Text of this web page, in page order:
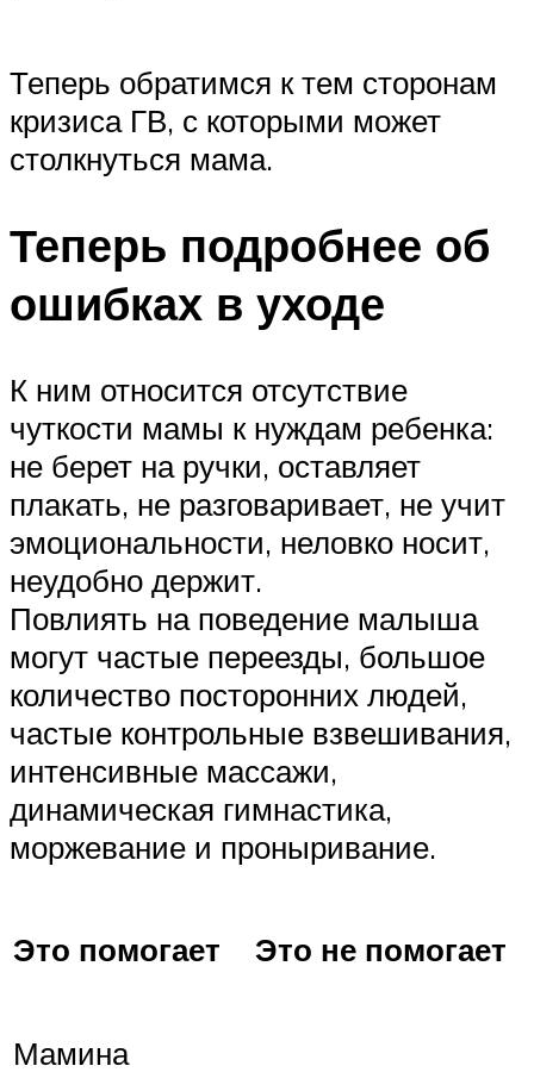
Теперь обратимся к тем сторонам
кризиса ГВ, с которыми может
столкнуться мама.
Теперь подробнее об
ошибках в уходе
К ним относится отсутствие
чуткости мамы к нуждам ребенка:
не берет на ручки, оставляет
плакать, не разговаривает, не учит
эмоциональности, неловко носит,
неудобно держит.
Повлиять на поведение малыша
могут частые переезды, большое
количество посторонних людей,
частые контрольные взвешивания,
интенсивные массажи,
динамическая гимнастика,
моржевание и проныривание.
Это помогает Это не помогает
Мамина